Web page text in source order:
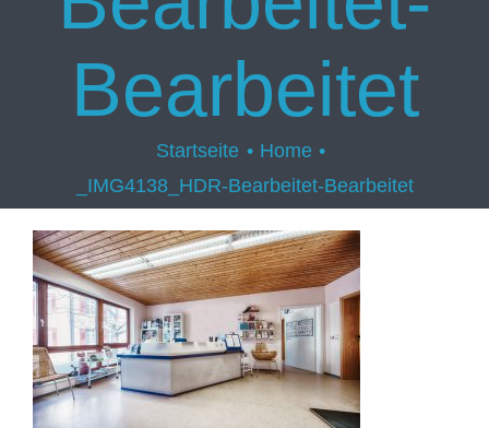
Bearbeitet
Startseite
Home
_IMG4138_HDR-Bearbeitet-Bearbeitet